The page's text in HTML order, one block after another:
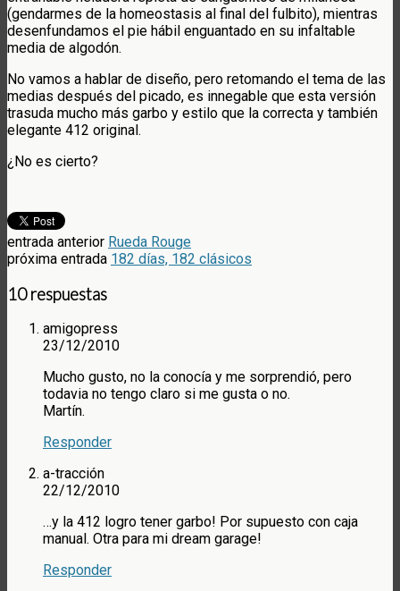
(gendarmes de la homeostasis al final del fulbito), mientras
desenfundamos el pie hábil enguantado en su infaltable
media de algodón.
No vamos a hablar de diseño, pero retomando el tema de las
medias después del picado, es innegable que esta versión
trasuda mucho más garbo y estilo que la correcta y también
elegante 412 original.
¿No es cierto?
entrada anterior Rueda Rouge
próxima entrada 182 días, 182 clásicos
10 respuestas
amigopress
23/12/2010
Mucho gusto, no la conocía y me sorprendió, pero
todavia no tengo claro si me gusta o no.
Martín.
Responder
a-tracción
22/12/2010
…y la 412 logro tener garbo! Por supuesto con caja
manual. Otra para mi dream garage!
Responder